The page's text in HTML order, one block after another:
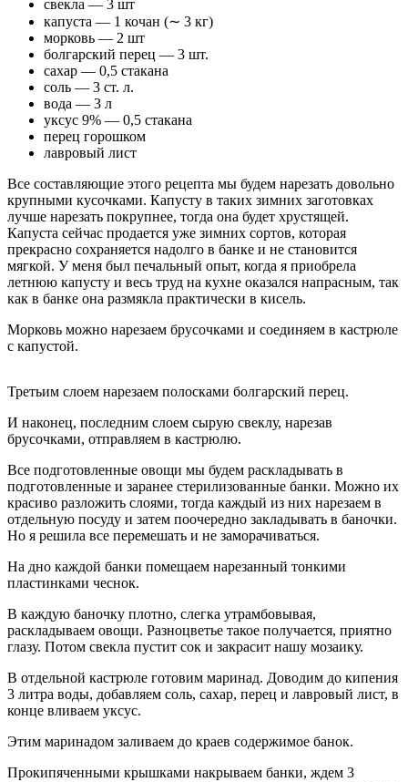
свекла — 3 шт
капуста — 1 кочан (∼ 3 кг)
морковь — 2 шт
болгарский перец — 3 шт.
сахар — 0,5 стакана
соль — 3 ст. л.
вода — 3 л
уксус 9% — 0,5 стакана
перец горошком
лавровый лист
Все составляющие этого рецепта мы будем нарезать довольно
крупными кусочками. Капусту в таких зимних заготовках
лучше нарезать покрупнее, тогда она будет хрустящей.
Капуста сейчас продается уже зимних сортов, которая
прекрасно сохраняется надолго в банке и не становится
мягкой. У меня был печальный опыт, когда я приобрела
летнюю капусту и весь труд на кухне оказался напрасным, так
как в банке она размякла практически в кисель.
Морковь можно нарезаем брусочками и соединяем в кастрюле
с капустой.
Третьим слоем нарезаем полосками болгарский перец.
И наконец, последним слоем сырую свеклу, нарезав
брусочками, отправляем в кастрюлю.
Все подготовленные овощи мы будем раскладывать в
подготовленные и заранее стерилизованные банки. Можно их
красиво разложить слоями, тогда каждый из них нарезаем в
отдельную посуду и затем поочередно закладывать в баночки.
Но я решила все перемешать и не заморачиваться.
На дно каждой банки помещаем нарезанный тонкими
пластинками чеснок.
В каждую баночку плотно, слегка утрамбовывая,
раскладываем овощи. Разноцветье такое получается, приятно
глазу. Потом свекла пустит сок и закрасит нашу мозаику.
В отдельной кастрюле готовим маринад. Доводим до кипения
3 литра воды, добавляем соль, сахар, перец и лавровый лист, в
конце вливаем уксус.
Этим маринадом заливаем до краев содержимое банок.
Прокипяченными крышками накрываем банки, ждем 3